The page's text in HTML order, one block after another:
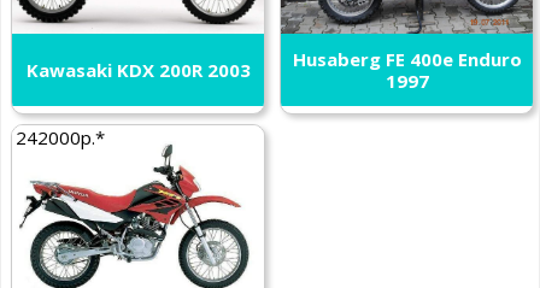
Kawasaki KDX 200R 2003
Husaberg FE 400e Enduro
1997
242000р.*